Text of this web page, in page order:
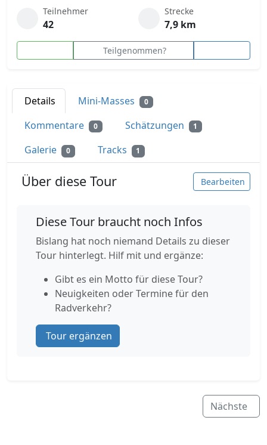
Teilnehmer
42
Strecke
7,9 km
Teilgenommen?
Details Mini-Masses 0
Kommentare 0 Schätzungen 1
Galerie 0 Tracks 1
Über diese Tour Bearbeiten
Diese Tour braucht noch Infos
Bislang hat noch niemand Details zu dieser
Tour hinterlegt. Hilf mit und ergänze:
Gibt es ein Motto für diese Tour?
Neuigkeiten oder Termine für den
Radverkehr?
Tour ergänzen
Nächste